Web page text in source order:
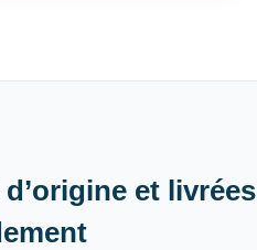
et livrées